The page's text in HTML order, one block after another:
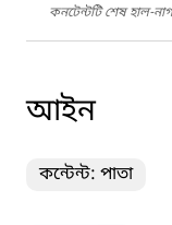
কনটেন্টটি শেষ হাল-
আইন
কন্টেন্ট: পাতা